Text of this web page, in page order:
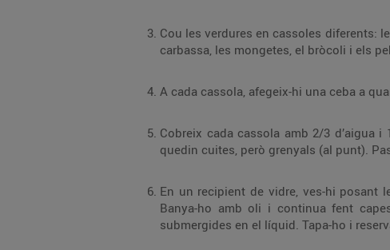
Cou les verdures en cassoles diferents:
carbassa, les mongetes, el bròcoli i els
A cada cassola, afegeix-hi una ceba a
Cobreix cada cassola amb 2/3 d’aigua
quedin cuites, però grenyals (al punt).
En un recipient de vidre, ves-hi posant
Banya-ho amb oli i continua fent
submergides en el líquid. Tapa-ho i